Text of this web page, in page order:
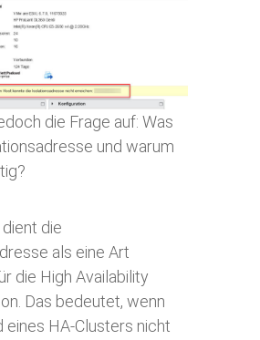
die Frage auf: Was
und warum
die
als eine Art
die High Availability
Das bedeutet, wenn
eines HA-Clusters nicht